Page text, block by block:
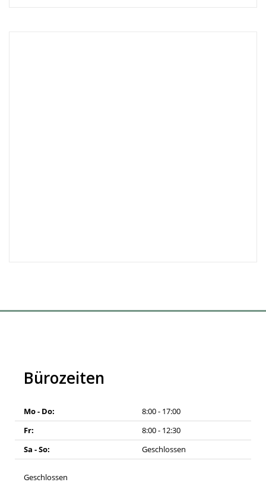
Bürozeiten
Mo - Do:
8:00 - 17:00
Fr:
8:00 - 12:30
Sa - So:
Geschlossen
Geschlossen